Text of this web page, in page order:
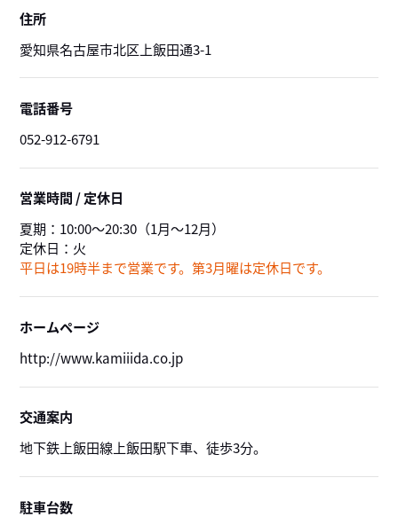
住所
愛知県名古屋市北区上飯田通3-1
電話番号
052-912-6791
営業時間 / 定休日
夏期： 10:00～20:30（1月～12月）
定休日： 火
平日は19時半まで営業です。第3月曜は定休日です。
ホームページ
http://www.kamiiida.co.jp
交通案内
地下鉄上飯田線上飯田駅下車、徒歩3分。
駐車台数